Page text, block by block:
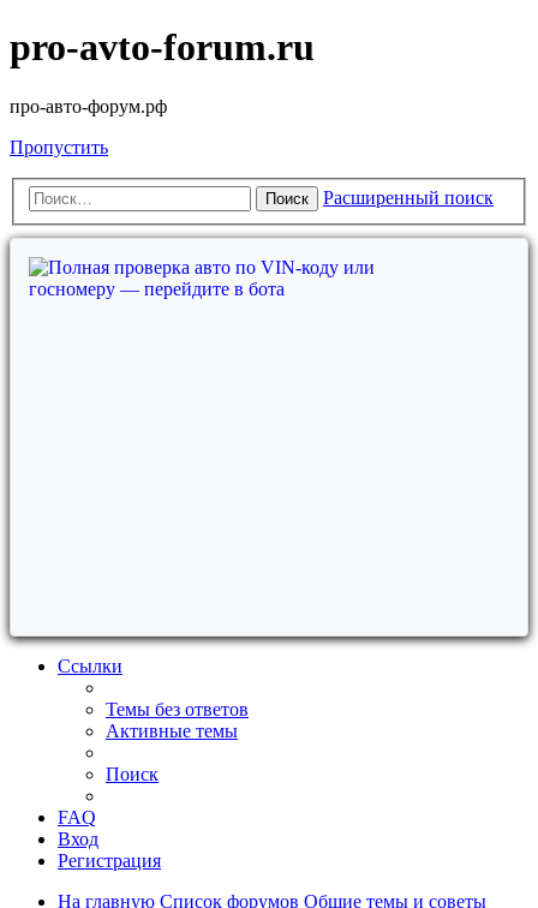
pro-avto-forum.ru
про-авто-форум.рф
Пропустить
Поиск Расширенный поиск
Ссылки
Темы без ответов
Активные темы
Поиск
FAQ
Вход
Регистрация
На главную Список форумов Общие темы и советы